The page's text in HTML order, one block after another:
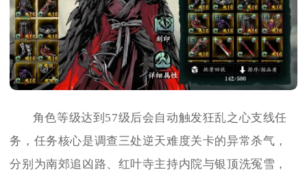
角色等级达到57级后会自动触发狂乱之心支线任
务，任务核心是调查三处逆天难度关卡的异常杀气，
分别为南郊追凶路、红叶寺主持内院与银顶洗冤雪，